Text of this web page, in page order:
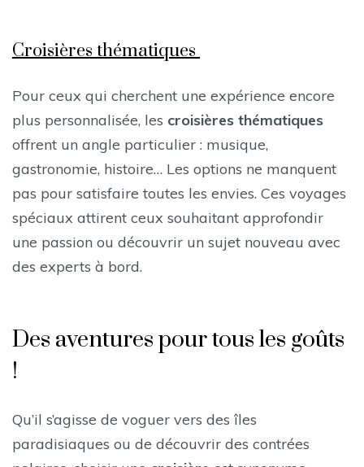
Croisières thématiques
Pour ceux qui cherchent une expérience encore
plus personnalisée, les croisières thématiques
offrent un angle particulier : musique,
gastronomie, histoire… Les options ne manquent
pas pour satisfaire toutes les envies. Ces voyages
spéciaux attirent ceux souhaitant approfondir
une passion ou découvrir un sujet nouveau avec
des experts à bord.
Des aventures pour tous les goûts
!
Qu’il s’agisse de voguer vers des îles
paradisiaques ou de découvrir des contrées